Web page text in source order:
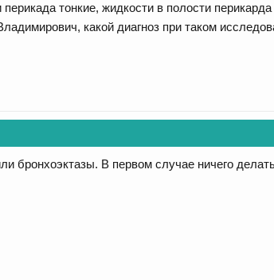
тонкие, жидкости в полости перикарда
какой диагноз при таком
бронхоэктазы. В первом случае ничего